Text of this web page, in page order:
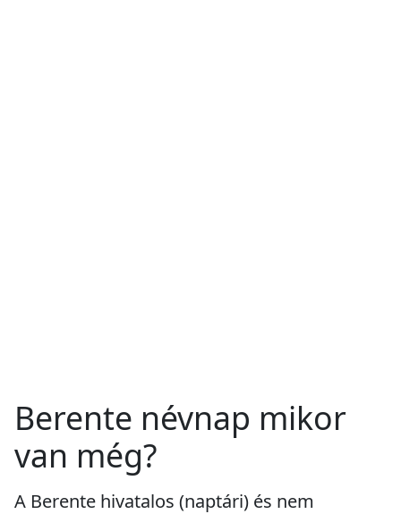
Berente névnap mikor
van még?
A Berente hivatalos (naptári) és nem